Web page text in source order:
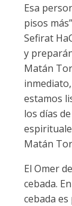
Esa
pisos
Sefirat
y
Matán
estamos
los días
Matán
El Omer
cebada.
cebada